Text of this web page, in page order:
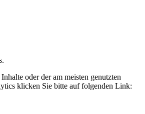
oder der am meisten genutzten
klicken Sie bitte auf folgenden Link: